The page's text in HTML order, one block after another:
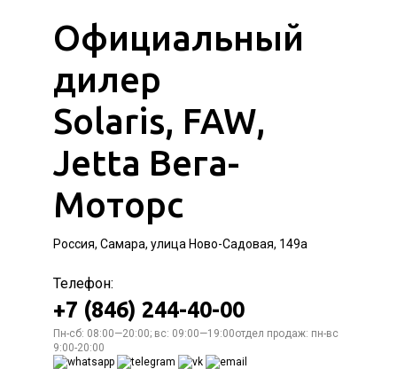
Официальный
дилер
Solaris, FAW,
Jetta Вега-
Моторс
Россия, Самара, улица Ново-Садовая, 149а
Телефон:
+7 (846) 244-40-00
Пн-сб: 08:00—20:00; вс: 09:00—19:00отдел продаж: пн-вс
9:00-20:00